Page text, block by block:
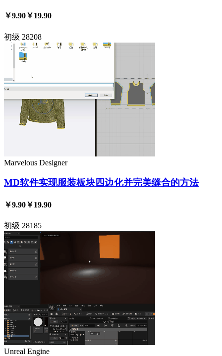
￥9.90￥19.90
初级 28208
Marvelous Designer
MD软件实现服装板块四边化并完美缝合的方法
￥9.90￥19.90
初级 28185
Unreal Engine